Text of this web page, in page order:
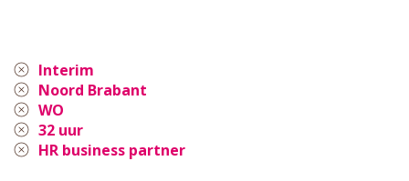
Interim
Noord Brabant
WO
32 uur
HR business partner